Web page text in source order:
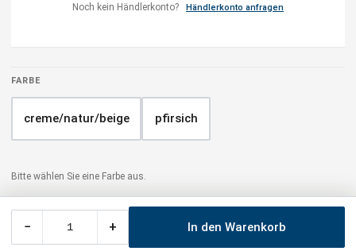
Noch kein Händlerkonto? Händlerkonto anfragen
FARBE
creme/natur/beige pfirsich
Bitte wählen Sie eine Farbe aus.
− + In den Warenkorb